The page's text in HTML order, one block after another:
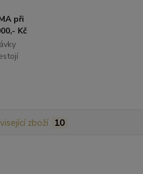
při
Kč
zboží 10